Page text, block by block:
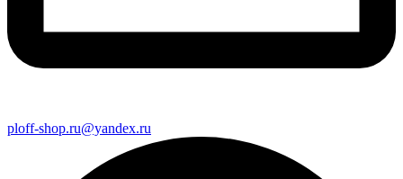
ploff-shop.ru@yandex.ru